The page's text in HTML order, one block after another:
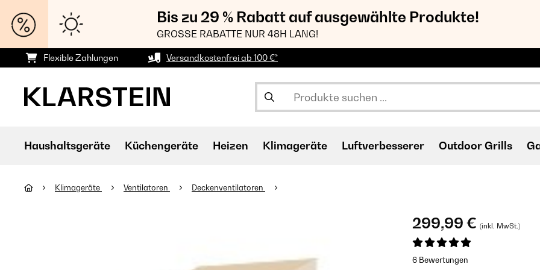
Bis zu 29 % Rabatt auf ausgewählte Produkte!
GROSSE RABATTE NUR 48H LANG!
Flexible Zahlungen Versandkostenfrei ab 100 €*
Haushaltsgeräte Küchengeräte Heizen Klimageräte Luftverbesserer Outdoor Grills
Klimageräte Ventilatoren Deckenventilatoren
299,99 € (inkl. MwSt.)
6 Bewertungen